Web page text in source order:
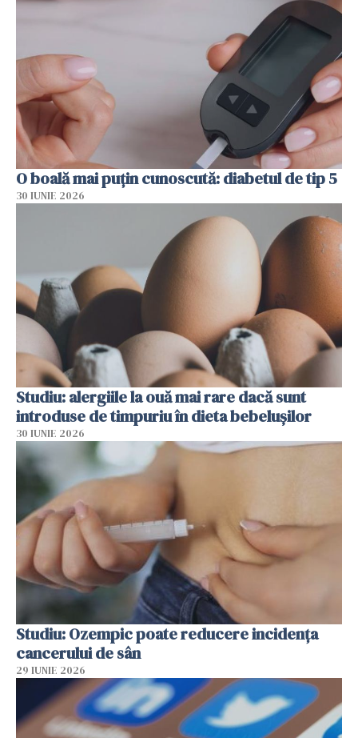
O boală mai puțin cunoscută: diabetul de tip 5
30 IUNIE 2026
Studiu: alergiile la ouă mai rare dacă sunt
introduse de timpuriu în dieta bebelușilor
30 IUNIE 2026
Studiu: Ozempic poate reducere incidența
cancerului de sân
29 IUNIE 2026